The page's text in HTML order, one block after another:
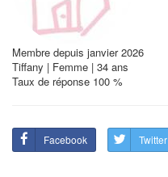
Membre depuis janvier 2026
Tiffany | Femme | 34 ans
Taux de réponse 100 %
Facebook Twitter